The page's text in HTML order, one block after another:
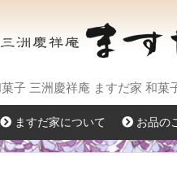
菓子 三洲慶祥庵 ますだ家 和菓
ますだ家について お品の